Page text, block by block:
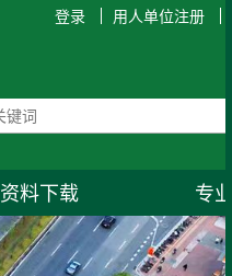
登录 用人单位注册
资料下载 专